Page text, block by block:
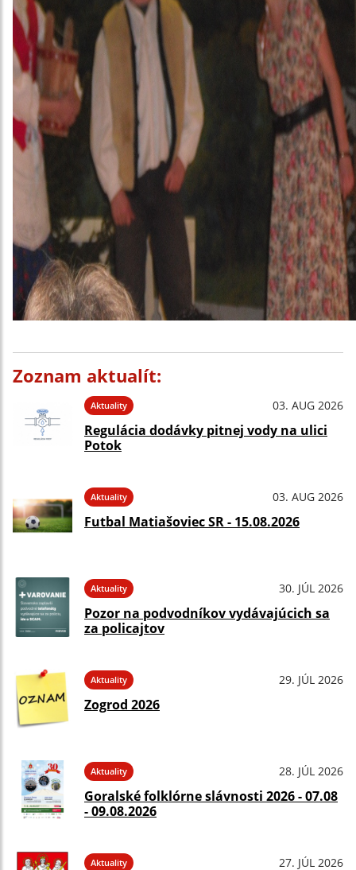
Zoznam aktualít:
Aktuality 03. AUG 2026
Regulácia dodávky pitnej vody na ulici
Potok
Aktuality 03. AUG 2026
Futbal Matiašoviec SR - 15.08.2026
Aktuality 30. JÚL 2026
Pozor na podvodníkov vydávajúcich sa
za policajtov
Aktuality 29. JÚL 2026
Zogrod 2026
Aktuality 28. JÚL 2026
Goralské folklórne slávnosti 2026 - 07.08
- 09.08.2026
Aktuality 27. JÚL 2026